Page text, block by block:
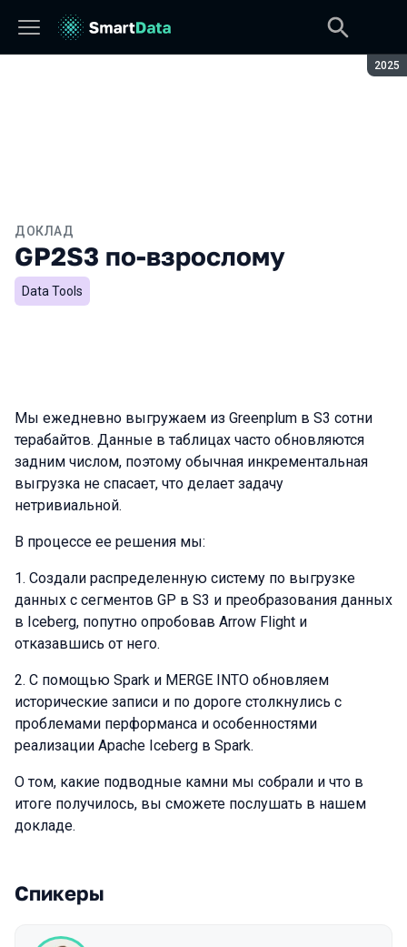
2025
ДОКЛАД
GP2S3 по-взрослому
Data Tools
Мы ежедневно выгружаем из Greenplum в S3 сотни
терабайтов. Данные в таблицах часто обновляются
задним числом, поэтому обычная инкрементальная
выгрузка не спасает, что делает задачу
нетривиальной.
В процессе ее решения мы:
1. Создали распределенную систему по выгрузке
данных с сегментов GP в S3 и преобразования данных
в Iceberg, попутно опробовав Arrow Flight и
отказавшись от него.
2. С помощью Spark и MERGE INTO обновляем
исторические записи и по дороге столкнулись с
проблемами перформанса и особенностями
реализации Apache Iceberg в Spark.
О том, какие подводные камни мы собрали и что в
итоге получилось, вы сможете послушать в нашем
докладе.
Спикеры